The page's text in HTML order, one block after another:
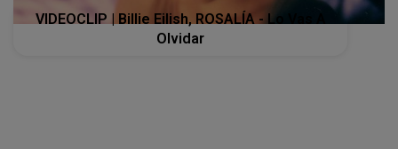
VIDEOCLIP | Billie Eilish, ROSALÍA - Lo Vas A
Olvidar